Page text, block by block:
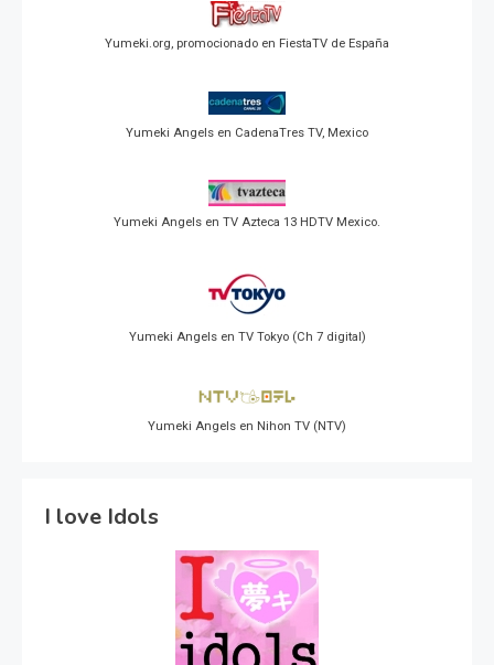
Yumeki.org, promocionado en FiestaTV de España
Yumeki Angels en CadenaTres TV, Mexico
Yumeki Angels en TV Azteca 13 HDTV Mexico.
Yumeki Angels en TV Tokyo (Ch 7 digital)
Yumeki Angels en Nihon TV (NTV)
I love Idols